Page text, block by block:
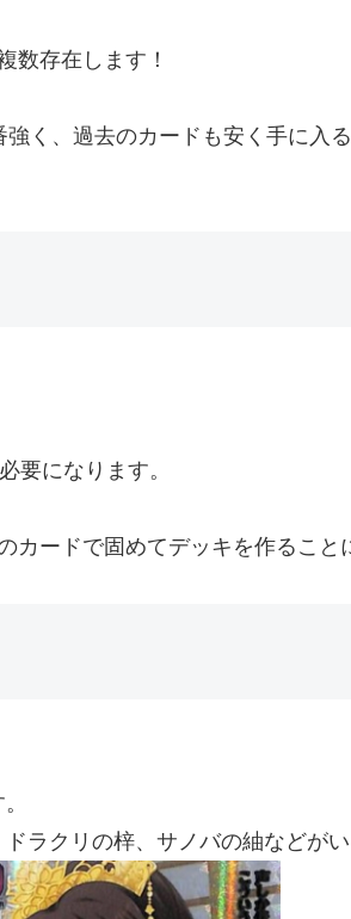
数存在します！
く、過去のカードも安く手に入
要になります。
ードで固めてデッキを作ること
ラクリの梓、サノバの紬などがい